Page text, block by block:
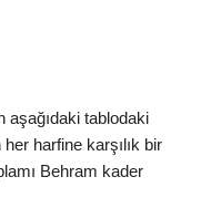
aşağıdaki tablodaki
harfine karşılık bir
Behram kader